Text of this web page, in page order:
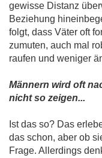
gewisse Distanz
Beziehung
folgt, dass Väter oft
zumuten, auch mal
raufen und weniger
Männern wird oft
nicht so zeigen...
Ist das so? Das
das schon, aber ob
Frage. Allerdings